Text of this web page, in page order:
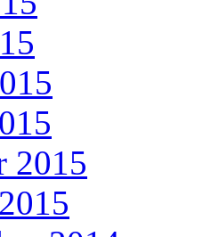
2015